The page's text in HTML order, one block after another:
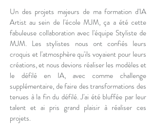
Un des projets majeurs de ma formation d'IA
Artist au sein de l'école MJM, ça a été cette
fabuleuse collaboration avec l'équipe Styliste de
MJM. Les stylistes nous ont confiés leurs
croquis et l'atmosphère qu'ils voyaient pour leurs
créations, et nous devions réaliser les modèles et
le défilé en IA, avec comme challenge
supplémentaire, de faire des transformations des
tenues à la fin du défilé. J'ai été bluffée par leur
talent et ai pris grand plaisir à réaliser ces
projets.